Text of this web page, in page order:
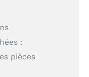
:
pièces